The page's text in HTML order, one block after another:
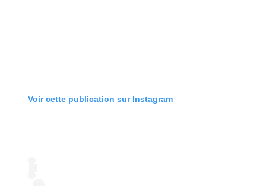
Voir cette publication sur Instagram